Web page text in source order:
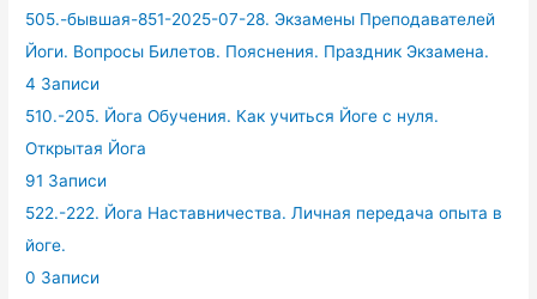
505.-бывшая-851-2025-07-28. Экзамены Преподавателей
Йоги. Вопросы Билетов. Пояснения. Праздник Экзамена.
4 Записи
510.-205. Йога Обучения. Как учиться Йоге с нуля.
Открытая Йога
91 Записи
522.-222. Йога Наставничества. Личная передача опыта в
йоге.
0 Записи